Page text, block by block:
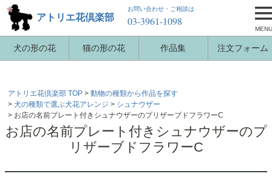
犬の形の花 猫の形の花 作品集 注文フォーム
アトリエ花倶楽部
お問い合わせ・ご相談は
03-3961-1098
MENU
アトリエ花倶楽部 TOP
動物の種類から作品を探す
犬の種類で選ぶ犬花アレンジ
シュナウザー
お店の名前プレート付きシュナウザーのプリザーブドフラワーC
お店の名前プレート付きシュナウザーのプ
リザーブドフラワーC